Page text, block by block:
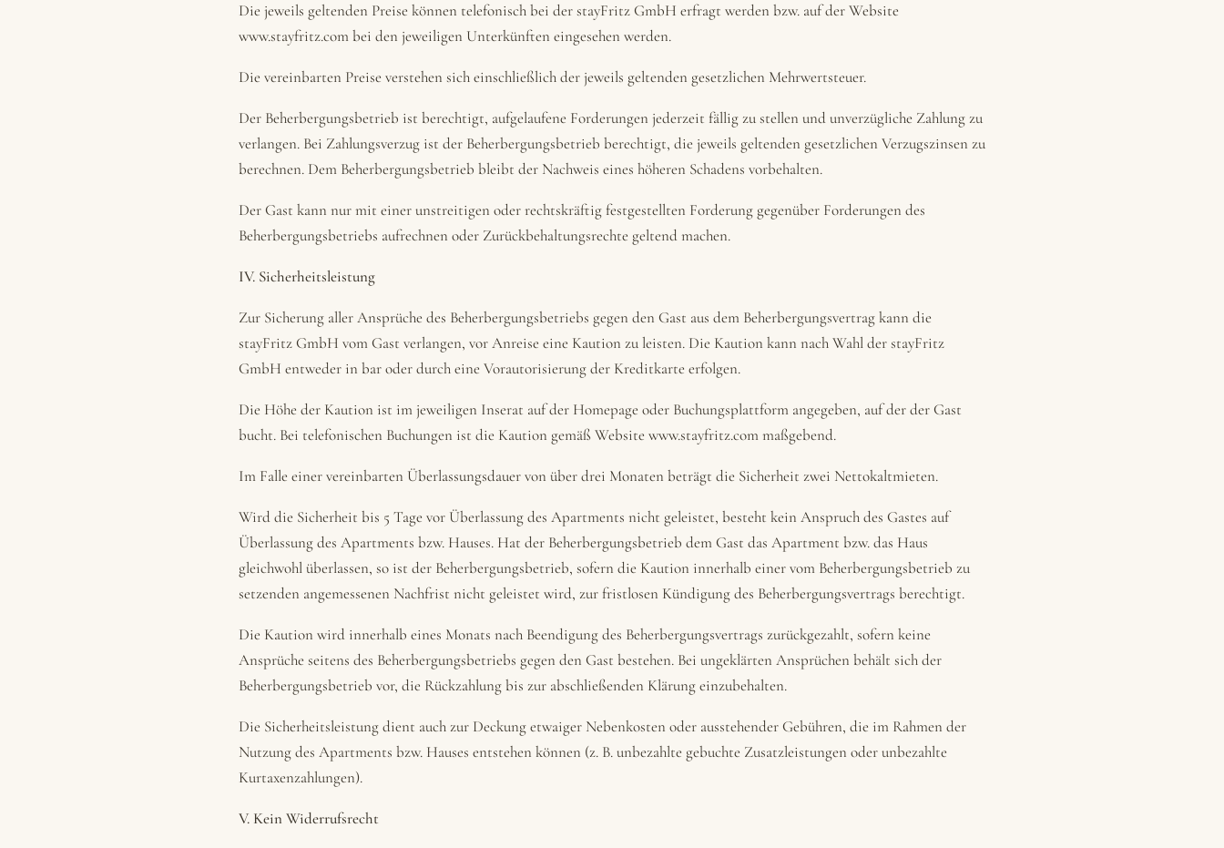
Die jeweils geltenden Preise können telefonisch bei der stayFritz GmbH erfragt werden bzw. auf der Website
www.stayfritz.com bei den jeweiligen Unterkünften eingesehen werden.
Die vereinbarten Preise verstehen sich einschließlich der jeweils geltenden gesetzlichen Mehrwertsteuer.
Der Beherbergungsbetrieb ist berechtigt, aufgelaufene Forderungen jederzeit fällig zu stellen und unverzügliche Zahlung zu
verlangen. Bei Zahlungsverzug ist der Beherbergungsbetrieb berechtigt, die jeweils geltenden gesetzlichen Verzugszinsen zu
berechnen. Dem Beherbergungsbetrieb bleibt der Nachweis eines höheren Schadens vorbehalten.
Der Gast kann nur mit einer unstreitigen oder rechtskräftig festgestellten Forderung gegenüber Forderungen des
Beherbergungsbetriebs aufrechnen oder Zurückbehaltungsrechte geltend machen.
IV. Sicherheitsleistung
Zur Sicherung aller Ansprüche des Beherbergungsbetriebs gegen den Gast aus dem Beherbergungsvertrag kann die
stayFritz GmbH vom Gast verlangen, vor Anreise eine Kaution zu leisten. Die Kaution kann nach Wahl der stayFritz
GmbH entweder in bar oder durch eine Vorautorisierung der Kreditkarte erfolgen.
Die Höhe der Kaution ist im jeweiligen Inserat auf der Homepage oder Buchungsplattform angegeben, auf der der Gast
bucht. Bei telefonischen Buchungen ist die Kaution gemäß Website www.stayfritz.com maßgebend.
Im Falle einer vereinbarten Überlassungsdauer von über drei Monaten beträgt die Sicherheit zwei Nettokaltmieten.
Wird die Sicherheit bis 5 Tage vor Überlassung des Apartments nicht geleistet, besteht kein Anspruch des Gastes auf
Überlassung des Apartments bzw. Hauses. Hat der Beherbergungsbetrieb dem Gast das Apartment bzw. das Haus
gleichwohl überlassen, so ist der Beherbergungsbetrieb, sofern die Kaution innerhalb einer vom Beherbergungsbetrieb zu
setzenden angemessenen Nachfrist nicht geleistet wird, zur fristlosen Kündigung des Beherbergungsvertrags berechtigt.
Die Kaution wird innerhalb eines Monats nach Beendigung des Beherbergungsvertrags zurückgezahlt, sofern keine
Ansprüche seitens des Beherbergungsbetriebs gegen den Gast bestehen. Bei ungeklärten Ansprüchen behält sich der
Beherbergungsbetrieb vor, die Rückzahlung bis zur abschließenden Klärung einzubehalten.
Die Sicherheitsleistung dient auch zur Deckung etwaiger Nebenkosten oder ausstehender Gebühren, die im Rahmen der
Nutzung des Apartments bzw. Hauses entstehen können (z. B. unbezahlte gebuchte Zusatzleistungen oder unbezahlte
Kurtaxenzahlungen).
V. Kein Widerrufsrecht